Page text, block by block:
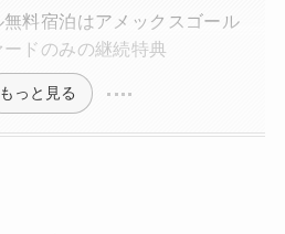
料宿泊はアメックスゴール
ードのみの継続特典
もっと見る